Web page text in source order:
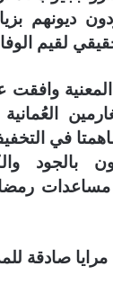
ديونهم
لقيم
المعنية
العُمانية
في
بالجود
صادقة